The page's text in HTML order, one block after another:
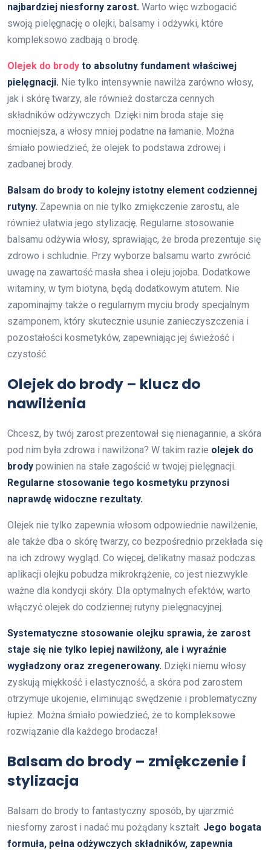
najbardziej niesforny zarost. Warto więc wzbogacić
swoją pielęgnację o olejki, balsamy i odżywki, które
kompleksowo zadbają o brodę.
Olejek do brody to absolutny fundament właściwej
pielęgnacji. Nie tylko intensywnie nawilża zarówno włosy,
jak i skórę twarzy, ale również dostarcza cennych
składników odżywczych. Dzięki nim broda staje się
mocniejsza, a włosy mniej podatne na łamanie. Można
śmiało powiedzieć, że olejek to podstawa zdrowej i
zadbanej brody.
Balsam do brody to kolejny istotny element codziennej
rutyny. Zapewnia on nie tylko zmiękczenie zarostu, ale
również ułatwia jego stylizację. Regularne stosowanie
balsamu odżywia włosy, sprawiając, że broda prezentuje się
zdrowo i schludnie. Przy wyborze balsamu warto zwrócić
uwagę na zawartość masła shea i oleju jojoba. Dodatkowe
witaminy, w tym biotyna, będą dodatkowym atutem. Nie
zapominajmy także o regularnym myciu brody specjalnym
szamponem, który skutecznie usunie zanieczyszczenia i
pozostałości kosmetyków, zapewniając jej świeżość i
czystość.
Olejek do brody – klucz do
nawilżenia
Chcesz, by twój zarost prezentował się nienagannie, a skóra
pod nim była zdrowa i nawilżona? W takim razie olejek do
brody powinien na stałe zagościć w twojej pielęgnacji.
Regularne stosowanie tego kosmetyku przynosi
naprawdę widoczne rezultaty.
Olejek nie tylko zapewnia włosom odpowiednie nawilżenie,
ale także dba o skórę twarzy, co bezpośrednio przekłada się
na ich zdrowy wygląd. Co więcej, delikatny masaż podczas
aplikacji olejku pobudza mikrokrążenie, co jest niezwykle
ważne dla kondycji skóry. Dla optymalnych efektów, warto
włączyć olejek do codziennej rutyny pielęgnacyjnej.
Systematyczne stosowanie olejku sprawia, że zarost
staje się nie tylko lepiej nawilżony, ale i wyraźnie
wygładzony oraz zregenerowany. Dzięki niemu włosy
zyskują miękkość i elastyczność, a skóra pod zarostem
otrzymuje ukojenie, eliminując swędzenie i problematyczny
łupież. Można śmiało powiedzieć, że to kompleksowe
rozwiązanie dla każdego brodacza!
Balsam do brody – zmiękczenie i
stylizacja
Balsam do brody to fantastyczny sposób, by ujarzmić
niesforny zarost i nadać mu pożądany kształt. Jego bogata
formuła, pełna odżywczych składników, zapewnia